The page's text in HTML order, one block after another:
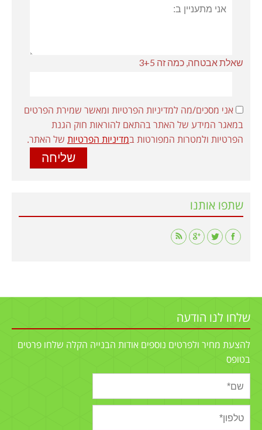
שאלת אבטחה, כמה זה 3+5
אני מסכים/מה למדיניות הפרטיות ומאשר שמירת הפרטים
במאגר המידע של האתר בהתאם להוראות חוק הגנת
הפרטיות ולמטרות המפורטות במדיניות הפרטיות של האתר.
שתפו אותנו
Find us on:
שלחו לנו הודעה
להצעת מחיר ולפרטים נוספים אודות הבנייה הקלה שלחו פרטים
בטופס